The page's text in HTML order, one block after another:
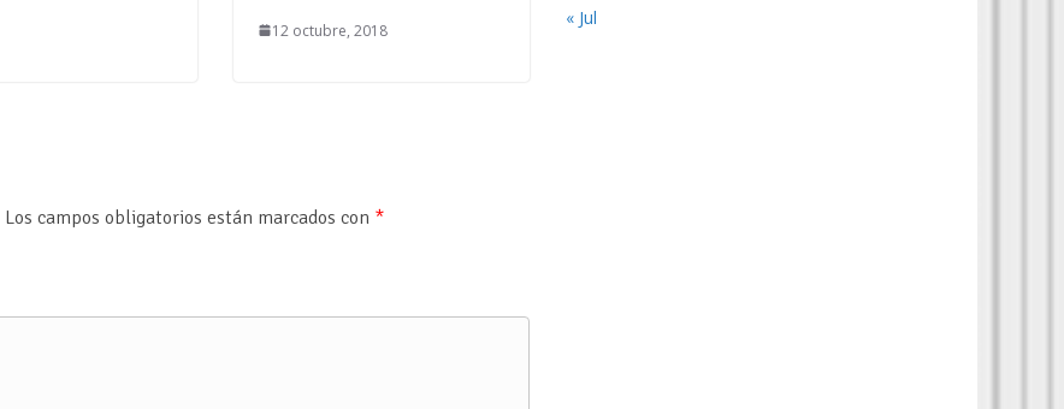
12 octubre, 2018
Los campos obligatorios están marcados con *
« Jul